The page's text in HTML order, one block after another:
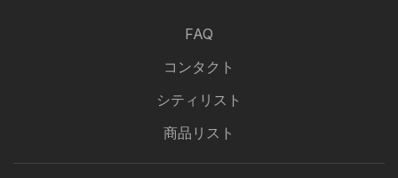
FAQ
コンタクト
シティリスト
商品リスト